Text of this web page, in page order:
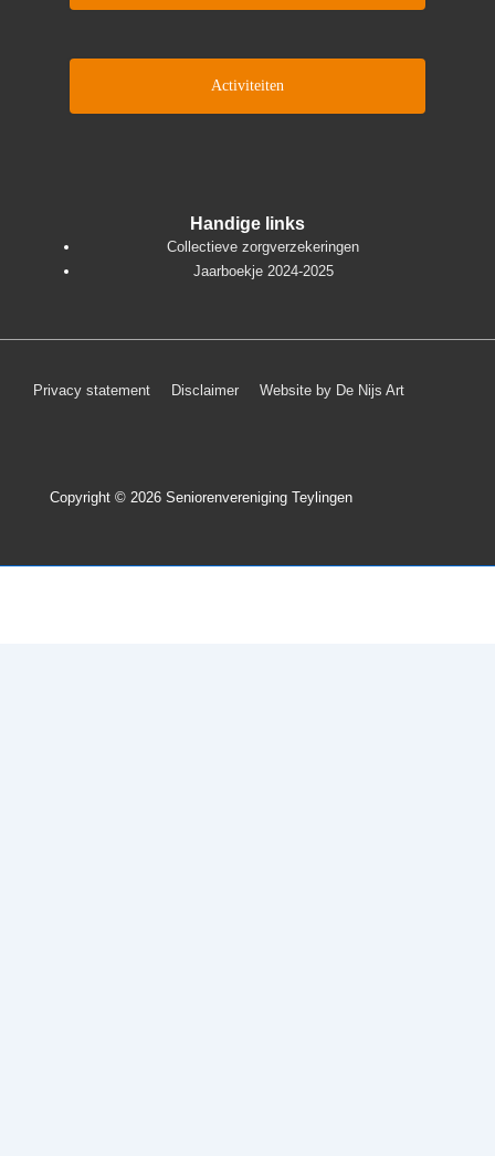
Activiteiten
Handige links
Collectieve zorgverzekeringen
Jaarboekje 2024-2025
Footer
Privacy statement Disclaimer Website by De Nijs Art
Copyright © 2026 Seniorenvereniging Teylingen